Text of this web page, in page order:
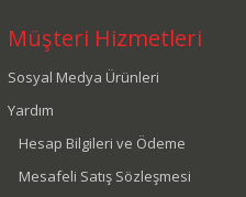
Müşteri Hizmetleri
Sosyal Medya Ürünleri
Yardım
Hesap Bilgileri ve Ödeme
Mesafeli Satış Sözleşmesi